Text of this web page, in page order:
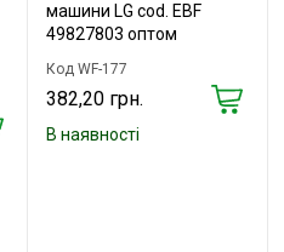
машини LG cod. EBF
49827803 оптом
Код WF-177
382,20 грн.
В наявності